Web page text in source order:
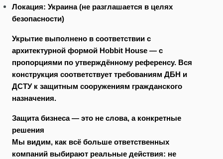
Локация: Украина (не разглашается в целях
безопасности)
Укрытие выполнено в соответствии с
архитектурной формой Hobbit House — с
пропорциями по утверждённому референсу. Вся
конструкция соответствует требованиям ДБН и
ДСТУ к защитным сооружениям гражданского
назначения.
Защита бизнеса — это не слова, а конкретные
решения
Мы видим, как всё больше ответственных
компаний выбирают реальные действия: не